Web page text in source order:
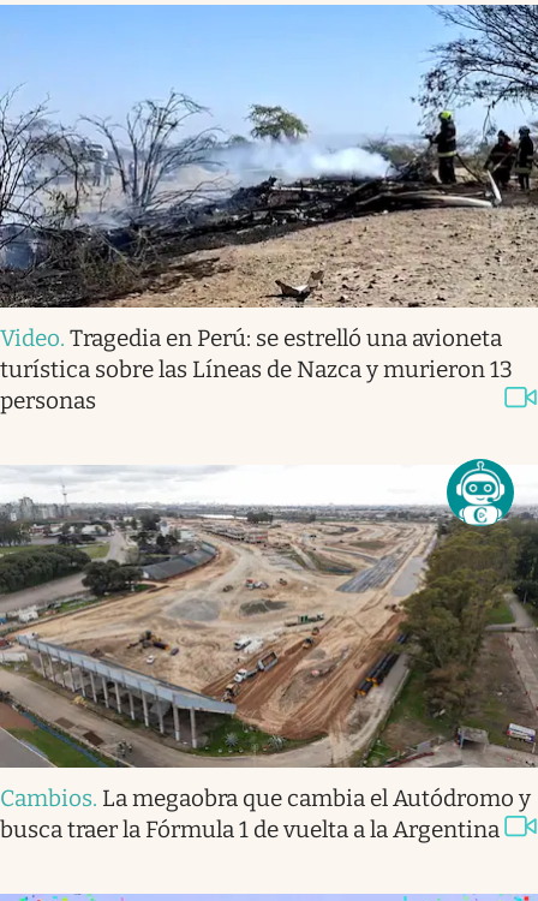
Video. Tragedia en Perú: se estrelló una avioneta
turística sobre las Líneas de Nazca y murieron 13
personas
Cambios. La megaobra que cambia el Autódromo y
busca traer la Fórmula 1 de vuelta a la Argentina